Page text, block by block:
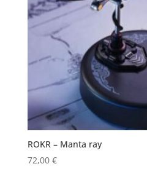
ROKR – Manta ray
72,00 €